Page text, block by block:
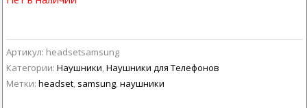
Артикул: headsetsamsung
Категории: Наушники Наушники для Телефонов
Метки: headset samsung наушники